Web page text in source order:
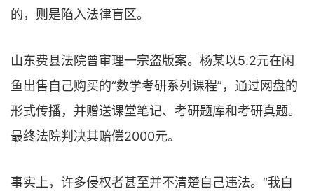
的，则是陷入法律盲区。
山东费县法院曾审理一宗盗版案。杨某以5.2元在闲
鱼出售自己购买的“数学考研系列课程”，通过网盘的
形式传播，并赠送课堂笔记、考研题库和考研真题。
最终法院判决其赔偿2000元。
事实上，许多侵权者甚至并不清楚自己违法。“我自